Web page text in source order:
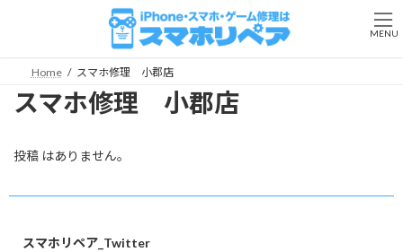
Home スマホ修理 小郡店
スマホ修理 小郡店
投稿 はありません。
スマホリペア_Twitter
MENU